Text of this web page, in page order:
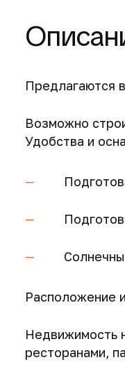
Предлагаются
Возможно
Удобства и
Расположение
Недвижимость
ресторанами,